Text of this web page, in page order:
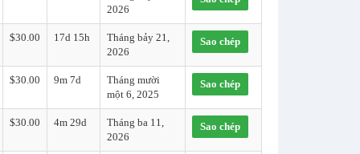
2026
$30.00 17d 15h
Tháng bảy 21,
2026
Sao chép
$30.00 9m 7d
Tháng mười
một 6, 2025
Sao chép
$30.00 4m 29d
Tháng ba 11,
2026
Sao chép